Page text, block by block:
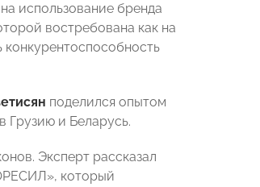
использование бренда
востребована как на
поделился опытом
Грузию и Беларусь.
Эксперт рассказал
который